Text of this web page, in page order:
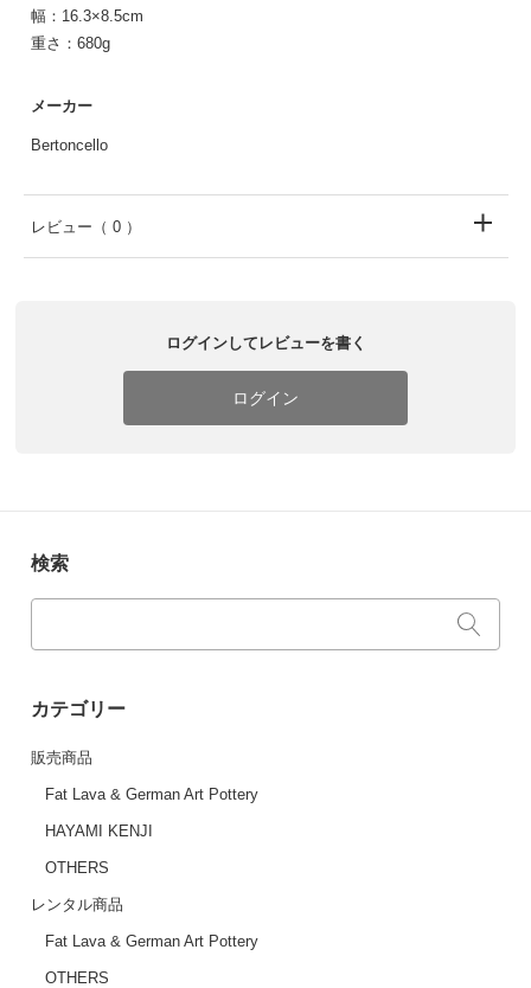
幅：16.3×8.5cm
重さ：680g
メーカー
Bertoncello
レビュー （ 0 ）
ログインしてレビューを書く
ログイン
検索
カテゴリー
販売商品
Fat Lava & German Art Pottery
HAYAMI KENJI
OTHERS
レンタル商品
Fat Lava & German Art Pottery
OTHERS